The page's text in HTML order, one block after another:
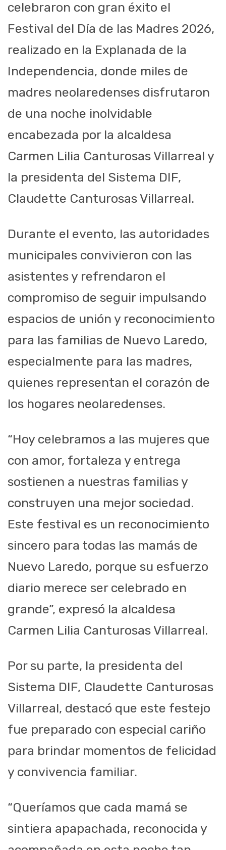
celebraron con gran éxito el
Festival del Día de las Madres 2026,
realizado en la Explanada de la
Independencia, donde miles de
madres neolaredenses disfrutaron
de una noche inolvidable
encabezada por la alcaldesa
Carmen Lilia Canturosas Villarreal y
la presidenta del Sistema DIF,
Claudette Canturosas Villarreal.
Durante el evento, las autoridades
municipales convivieron con las
asistentes y refrendaron el
compromiso de seguir impulsando
espacios de unión y reconocimiento
para las familias de Nuevo Laredo,
especialmente para las madres,
quienes representan el corazón de
los hogares neolaredenses.
“Hoy celebramos a las mujeres que
con amor, fortaleza y entrega
sostienen a nuestras familias y
construyen una mejor sociedad.
Este festival es un reconocimiento
sincero para todas las mamás de
Nuevo Laredo, porque su esfuerzo
diario merece ser celebrado en
grande”, expresó la alcaldesa
Carmen Lilia Canturosas Villarreal.
Por su parte, la presidenta del
Sistema DIF, Claudette Canturosas
Villarreal, destacó que este festejo
fue preparado con especial cariño
para brindar momentos de felicidad
y convivencia familiar.
“Queríamos que cada mamá se
sintiera apapachada, reconocida y